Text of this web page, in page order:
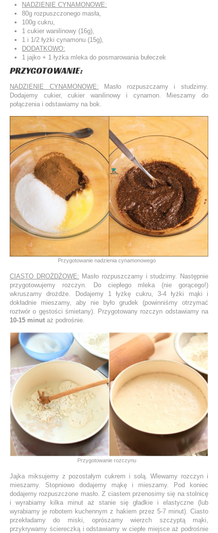
NADZIENIE CYNAMONOWE:
80g rozpuszczonego masła,
100g cukru,
1 cukier wanilinowy (16g),
1 i 1/2 łyżki cynamonu (15g),
DODATKOWO:
1 jajko + 1 łyżka mleka do posmarowania bułeczek
PRZYGOTOWANIE:
NADZIENIE CYNAMONOWE: Masło rozpuszczamy i studzimy.
Dodajemy cukier, cukier wanilinowy i cynamon. Mieszamy do
połączenia i odstawiamy na bok.
Przygotowanie nadzienia cynamonowego
CIASTO DROŻDŻOWE: Masło rozpuszczamy i studzimy. Następnie
przygotowujemy rozczyn. Do ciepłego mleka (nie gorącego!)
wkruszamy drożdże. Dodajemy 1 łyżkę cukru, 3-4 łyżki mąki i
dokładnie mieszamy, aby nie było grudek (powinniśmy otrzymać
roztwór o gęstości śmietany). Przygotowany rozczyn odstawiamy na
10-15 minut aż podrośnie.
Przygotowanie rozczynu
Jajka miksujemy z pozostałym cukrem i solą. Wlewamy rozczyn i
mieszamy. Stopniowo dodajemy mąkę i mieszamy. Pod koniec
dodajemy rozpuszczone masło. Z ciastem przenosimy się na stolnicę
i wyrabiamy kilka minut aż stanie się gładkie i elastyczne (lub
wyrabiamy je robotem kuchennym z hakiem przez 5-7 minut). Ciasto
przekładamy do miski, oprószamy wierzch szczyptą mąki,
przykrywamy ściereczką i odstawiamy w ciepłe miejsce aż podrośnie